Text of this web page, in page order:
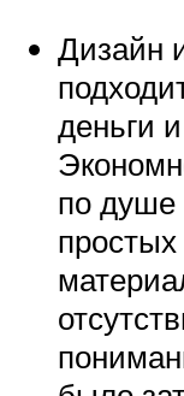
Дизайн
деньги
по душе